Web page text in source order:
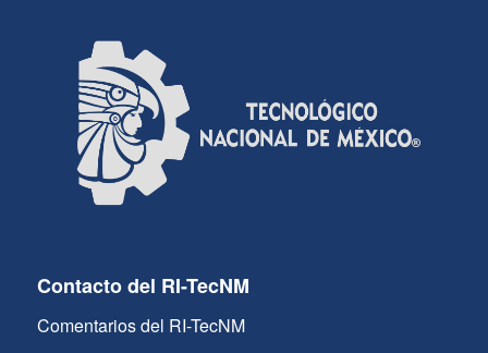
Contacto del RI-TecNM
Comentarios del RI-TecNM